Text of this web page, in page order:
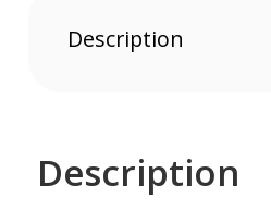
Description
Description